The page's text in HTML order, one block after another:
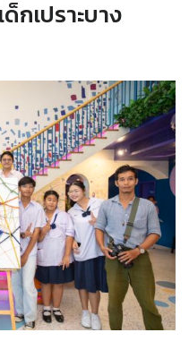
กเปราะบาง